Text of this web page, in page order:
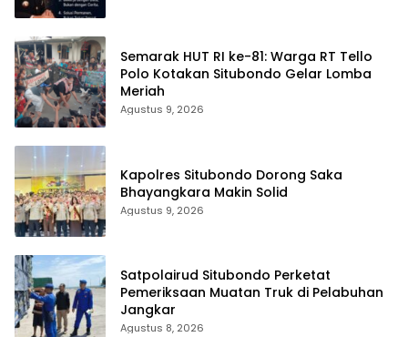
Semarak HUT RI ke-81: Warga RT Tello
Polo Kotakan Situbondo Gelar Lomba
Meriah
Agustus 9, 2026
Kapolres Situbondo Dorong Saka
Bhayangkara Makin Solid
Agustus 9, 2026
Satpolairud Situbondo Perketat
Pemeriksaan Muatan Truk di Pelabuhan
Jangkar
Agustus 8, 2026